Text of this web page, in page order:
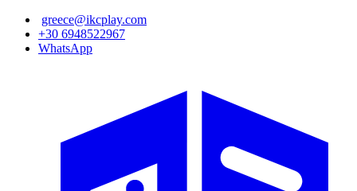
Παράκαμψη
προς
greece@ikcplay.com
+30 6948522967
WhatsApp